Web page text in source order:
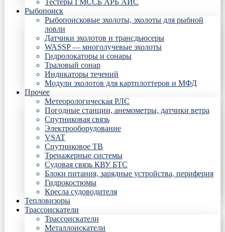
Тестеры ГМССБ АРБ АИС
Рыбопоиск
Рыбопоисковые эхолоты, эхолоты для рыбной
ловли
Датчики эхолотов и трансдьюсеры
WASSP — многолучевые эхолоты
Гидролокаторы и сонары
Траловый сонар
Индикаторы течений
Модули эхолотов для картплоттеров и МФД
Прочее
Метеорологическая РЛС
Погодные станции, анемометры, датчики ветра
Спутниковая связь
Электрооборудование
VSAT
Спутниковое ТВ
Тренажерные системы
Судовая связь КВУ БТС
Блоки питания, зарядные устройства, периферия
Гидрокостюмы
Кресла судоводителя
Тепловизоры
Трассоискатели
Трассоискатели
Металлоискатели